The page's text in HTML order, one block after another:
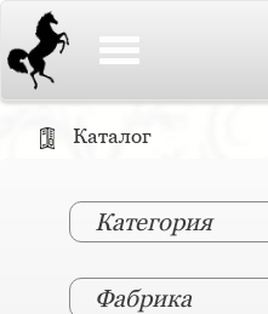
Каталог
Категория
Фабрика